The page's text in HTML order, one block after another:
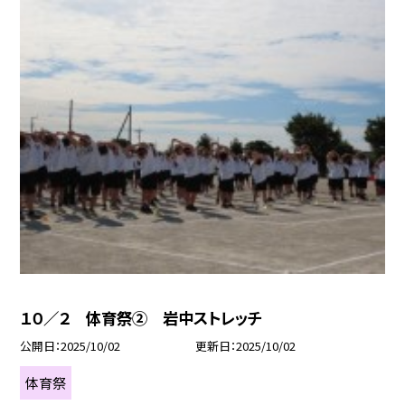
１０／２ 体育祭② 岩中ストレッチ
公開日 2025/10/02 更新日 2025/10/02
体育祭